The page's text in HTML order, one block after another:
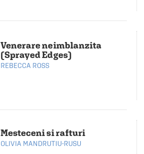
Venerare neimblanzita
(Sprayed Edges)
REBECCA ROSS
Mesteceni si rafturi
OLIVIA MANDRUTIU-RUSU